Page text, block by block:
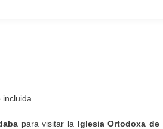
para visitar la Iglesia Ortodoxa de